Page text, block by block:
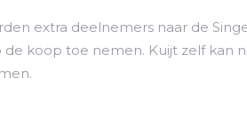
extra deelnemers naar de
koop toe nemen. Kuijt zelf kan